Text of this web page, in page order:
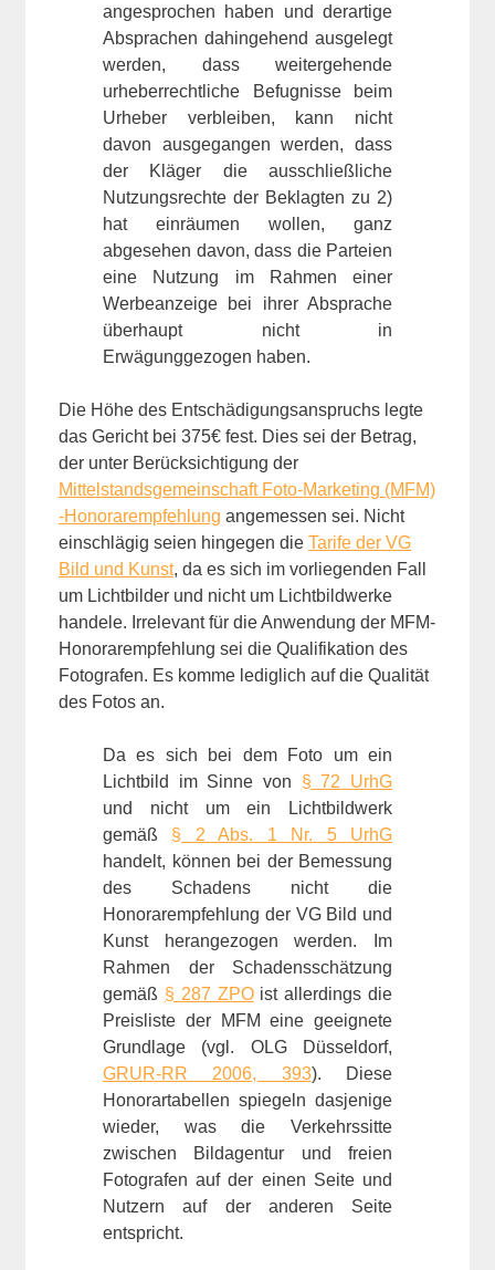
angesprochen haben und derartige
Absprachen dahingehend ausgelegt
werden, dass weitergehende
urheberrechtliche Befugnisse beim
Urheber verbleiben, kann nicht
davon ausgegangen werden, dass
der Kläger die ausschließliche
Nutzungsrechte der Beklagten zu 2)
hat einräumen wollen, ganz
abgesehen davon, dass die Parteien
eine Nutzung im Rahmen einer
Werbeanzeige bei ihrer Absprache
überhaupt nicht in
Erwägunggezogen haben.
Die Höhe des Entschädigungsanspruchs legte
das Gericht bei 375€ fest. Dies sei der Betrag,
der unter Berücksichtigung der
Mittelstandsgemeinschaft Foto-Marketing (MFM)
-Honorarempfehlung angemessen sei. Nicht
einschlägig seien hingegen die Tarife der VG
Bild und Kunst, da es sich im vorliegenden Fall
um Lichtbilder und nicht um Lichtbildwerke
handele. Irrelevant für die Anwendung der MFM-
Honorarempfehlung sei die Qualifikation des
Fotografen. Es komme lediglich auf die Qualität
des Fotos an.
Da es sich bei dem Foto um ein
Lichtbild im Sinne von § 72 UrhG
und nicht um ein Lichtbildwerk
gemäß § 2 Abs. 1 Nr. 5 UrhG
handelt, können bei der Bemessung
des Schadens nicht die
Honorarempfehlung der VG Bild und
Kunst herangezogen werden. Im
Rahmen der Schadensschätzung
gemäß § 287 ZPOist allerdings die
Preisliste der MFM eine geeignete
Grundlage (vgl. OLG Düsseldorf,
GRUR-RR 2006, 393). Diese
Honorartabellen spiegeln dasjenige
wieder, was die Verkehrssitte
zwischen Bildagentur und freien
Fotografen auf der einen Seite und
Nutzern auf der anderen Seite
entspricht.